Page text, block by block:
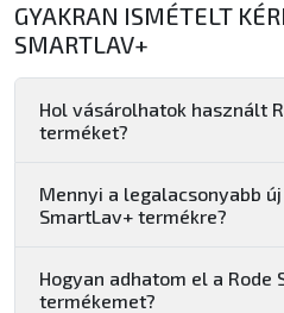
GYAKRAN ISMÉTELT
SMARTLAV+
Hol vásárolhatok használt
terméket?
Mennyi a legalacsonyabb új
SmartLav+ termékre?
Hogyan adhatom el a Rode
termékemet?